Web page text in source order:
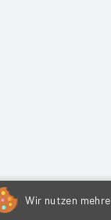
Wir nutzen